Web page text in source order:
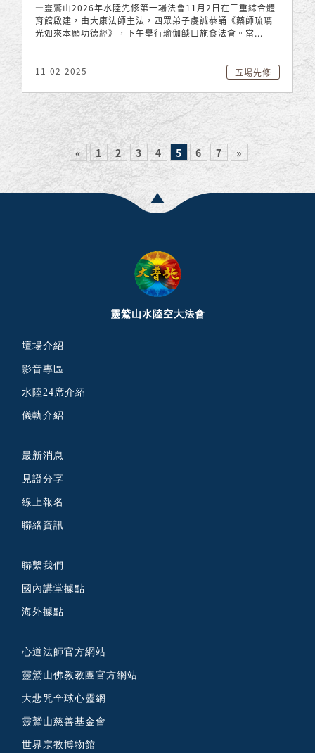
—靈鷲山2026年水陸先修第一場法會11月2日在三重綜合體
育館啟建，由大康法師主法，四眾弟子虔誠恭誦《藥師琉璃
光如來本願功德經》，下午舉行瑜伽燄口施食法會。當...
11-02-2025 五場先修
« 1 2 3 4 5 6 7 »
靈鷲山水陸空大法會
壇場介紹
影音專區
水陸24席介紹
儀軌介紹
最新消息
見證分享
線上報名
聯絡資訊
聯繫我們
國內講堂據點
海外據點
心道法師官方網站
靈鷲山佛教教團官方網站
大悲咒全球心靈網
靈鷲山慈善基金會
世界宗教博物館